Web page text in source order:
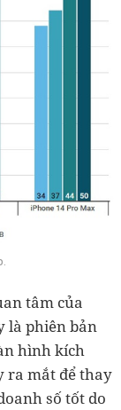
tâm của
là phiên bản
hình kích
ra mắt để thay
số tốt do